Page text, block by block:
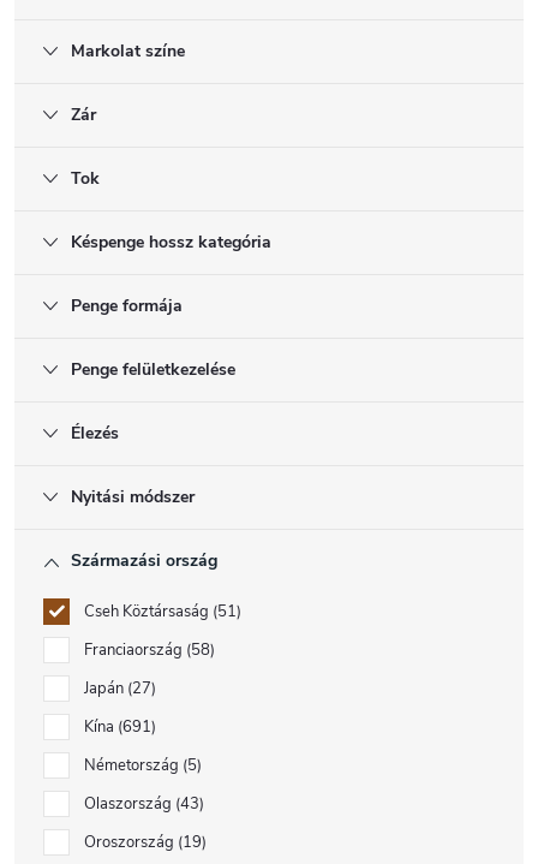
Markolat színe
Zár
Tok
Késpenge hossz kategória
Penge formája
Penge felületkezelése
Élezés
Nyitási módszer
Származási ország
Cseh Köztársaság 51
Franciaország 58
Japán 27
Kína 691
Németország 5
Olaszország 43
Oroszország 19